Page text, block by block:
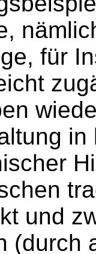
für
und
(durch